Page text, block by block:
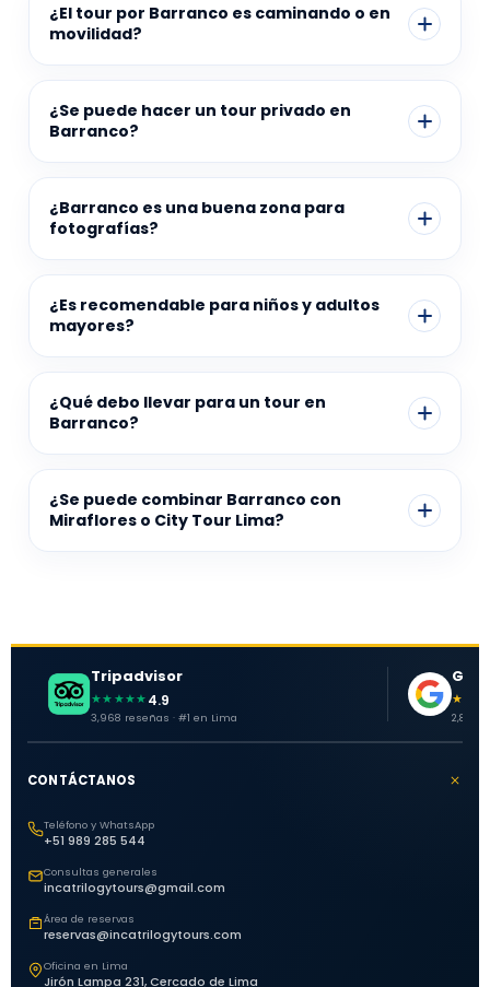
¿El tour por Barranco es caminando o en
movilidad?
¿Se puede hacer un tour privado en
Barranco?
¿Barranco es una buena zona para
fotografías?
¿Es recomendable para niños y adultos
mayores?
¿Qué debo llevar para un tour en
Barranco?
¿Se puede combinar Barranco con
Miraflores o City Tour Lima?
Tripadvisor
★★★★★ 4.9
3,968 reseñas · #1 en Lima 2,881
CONTÁCTANOS
Teléfono y WhatsApp
+51 989 285 544
Consultas generales
incatrilogytours@gmail.com
Área de reservas
reservas@incatrilogytours.com
Oficina en Lima
Jirón Lampa 231, Cercado de Lima